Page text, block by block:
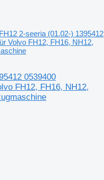
2-seeria (01.02-) 1395412
Volvo FH12, FH16, NH12,
0539400
FH12, FH16, NH12,